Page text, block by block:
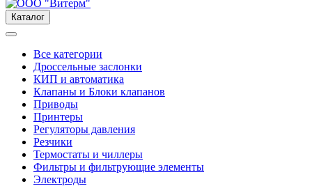
Каталог
Все категории
Дроссельные заслонки
КИП и автоматика
Клапаны и Блоки клапанов
Приводы
Принтеры
Регуляторы давления
Резчики
Термостаты и чиллеры
Фильтры и фильтрующие элементы
Электроды